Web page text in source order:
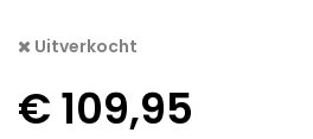
Uitverkocht
€ 109,95